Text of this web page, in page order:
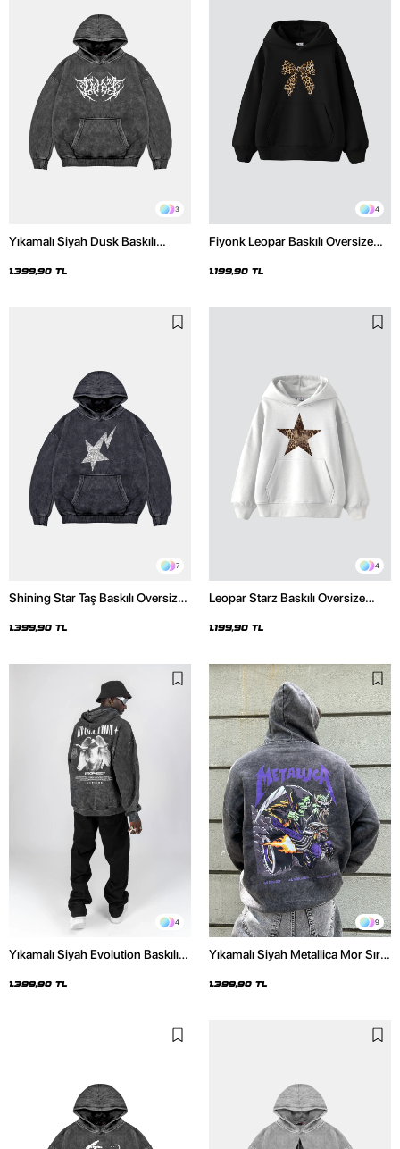
3
Yıkamalı Siyah Dusk Baskılı
1.399,90 TL
4
Fiyonk Leopar Baskılı Oversize
1.199,90 TL
7
Shining Star Taş Baskılı Oversize
Hoodie
1.399,90 TL
4
Leopar Starz Baskılı Oversize
1.199,90 TL
4
Yıkamalı Siyah Evolution Baskılı
Hoodie
1.399,90 TL
9
Yıkamalı Siyah Metallica Mor Sırt
Hoodie
1.399,90 TL